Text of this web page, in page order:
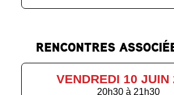
RENCONTRES
VENDREDI 10 JUIN
20h30 à 21h30